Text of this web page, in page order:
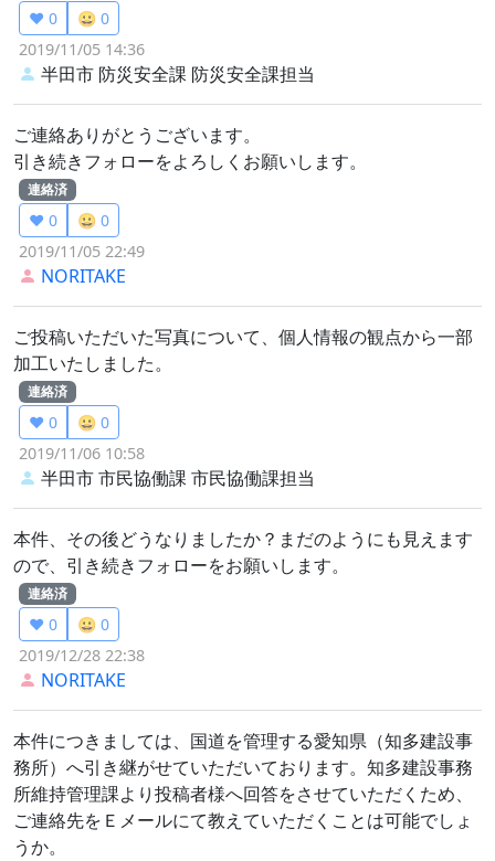
❤️ 0
😀 0
2019/11/05 14:36
半田市 防災安全課 防災安全課担当
ご連絡ありがとうございます。
引き続きフォローをよろしくお願いします。
連絡済
❤️ 0
😀 0
2019/11/05 22:49
NORITAKE
ご投稿いただいた写真について、個人情報の観点から一部
加工いたしました。
連絡済
❤️ 0
😀 0
2019/11/06 10:58
半田市 市民協働課 市民協働課担当
本件、その後どうなりましたか？まだのようにも見えます
ので、引き続きフォローをお願いします。
連絡済
❤️ 0
😀 0
2019/12/28 22:38
NORITAKE
本件につきましては、国道を管理する愛知県（知多建設事
務所）へ引き継がせていただいております。知多建設事務
所維持管理課より投稿者様へ回答をさせていただくため、
ご連絡先をＥメールにて教えていただくことは可能でしょ
うか。